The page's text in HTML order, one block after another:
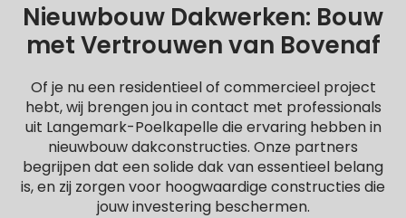
Nieuwbouw Dakwerken: Bouw
met Vertrouwen van Bovenaf
Of je nu een residentieel of commercieel project
hebt, wij brengen jou in contact met professionals
uit Langemark-Poelkapelle die ervaring hebben in
nieuwbouw dakconstructies. Onze partners
begrijpen dat een solide dak van essentieel belang
is, en zij zorgen voor hoogwaardige constructies die
jouw investering beschermen.